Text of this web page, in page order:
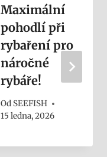
Maximální
pohodlí při
rybaření pro
náročné
rybáře!
Od SEEFISH
15 ledna, 2026